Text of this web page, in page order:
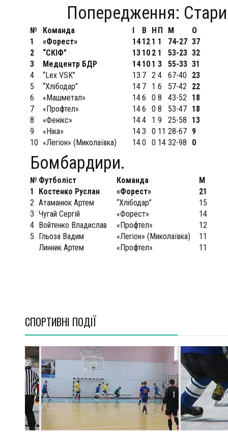
Попередження:
№ Команда І В Н П М
О
1
«Форест» 14 12 1 1 74-27 37
2
“СКІФ” 13 10 2 1 53-23 32
3
Медцентр БДР 14 10 1 3 55-33 31
4
“Lex VSK” 13 7 2 4 67-40
23
5
“Хлібодар” 14 7 1 6 57-42
22
6
«Машметал» 146 0 8 43-52
18
7
«Профтел» 146 0 8 53-47 18
8
«Фенікс» 144 1 9 25-58
13
9
«Ніка» 143 0 11 28-67 9
10 «Легіон» (Миколаївка) 140 0 14 32-98 0
Бомбардири.
№ Футболіст Команда
М
1
Костенко Руслан «Форест»
21
2 Атаманюк Артем “Хлібодар”
15
3 Чугай Сергій «Форест»
14
4 Войтенко Владислав «Профтел»
12
5 Гльоза Вадим «Легіон» (Миколаївка)
11
Линник Артем
«Профтел» 11
СПОРТИВНI ПОДІЇ